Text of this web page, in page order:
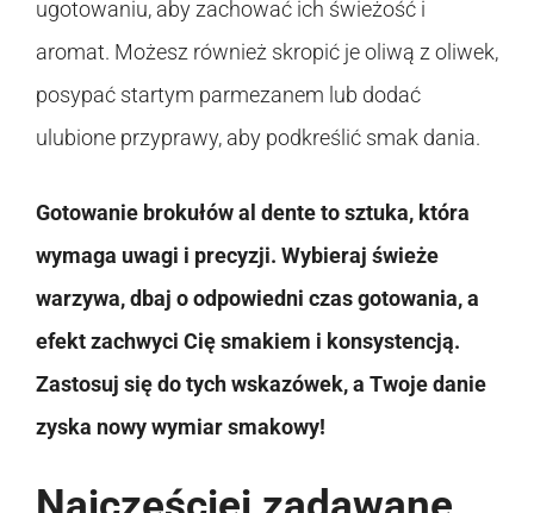
ugotowaniu, aby zachować ich świeżość i
aromat. Możesz również skropić je oliwą z oliwek,
posypać startym parmezanem lub dodać
ulubione przyprawy, aby podkreślić smak dania.
Gotowanie brokułów al dente to sztuka, która
wymaga uwagi i precyzji. Wybieraj świeże
warzywa, dbaj o odpowiedni czas gotowania, a
efekt zachwyci Cię smakiem i konsystencją.
Zastosuj się do tych wskazówek, a Twoje danie
zyska nowy wymiar smakowy!